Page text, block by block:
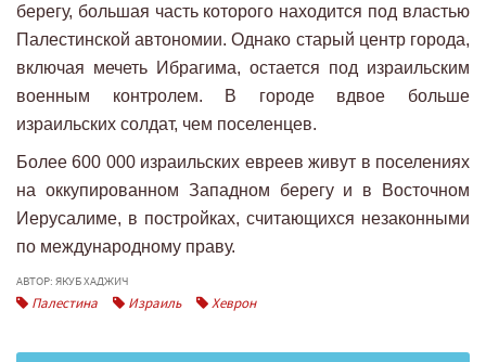
берегу, большая часть которого находится под властью
Палестинской автономии. Однако старый центр города,
включая мечеть Ибрагима, остается под израильским
военным контролем. В городе вдвое больше
израильских солдат, чем поселенцев.
Более 600 000 израильских евреев живут в поселениях
на оккупированном Западном берегу и в Восточном
Иерусалиме, в постройках, считающихся незаконными
по международному праву.
АВТОР: ЯКУБ ХАДЖИЧ
Палестина Израиль Хеврон